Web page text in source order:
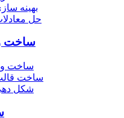
بهینه
حل
ساخت و
ساخت
شکل